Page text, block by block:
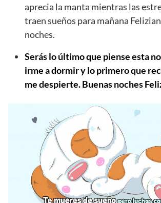
aprecia la manta mientras las
traen sueños para mañana
noches.
Serás lo último que piense esta
irme a dormir y lo primero que
me despierte. Buenas noches